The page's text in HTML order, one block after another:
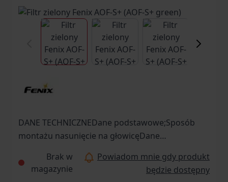
View larger imageView larger imageView larger
DANE TECHNICZNEDane podstawowe;Sposób
montażu nasunięcie na głowicęDane
plastikWymiaryŚrednica [mm]
28Gwarancja;Okres gwarancyjny 12
Brak w
magazynie
Powiadom mnie gdy produkt
będzie dostępny